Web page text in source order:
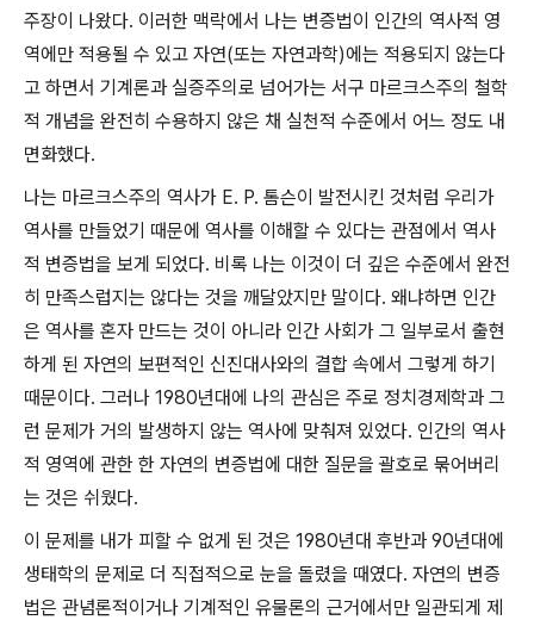
주장이 나왔다. 이러한 맥락에서 나는 변증법이 인간의 역사적 영
역에만 적용될 수 있고 자연(또는 자연과학)에는 적용되지 않는다
고 하면서 기계론과 실증주의로 넘어가는 서구 마르크스주의 철학
적 개념을 완전히 수용하지 않은 채 실천적 수준에서 어느 정도 내
면화했다.
나는 마르크스주의 역사가 E. P. 톰슨이 발전시킨 것처럼 우리가
역사를 만들었기 때문에 역사를 이해할 수 있다는 관점에서 역사
적 변증법을 보게 되었다. 비록 나는 이것이 더 깊은 수준에서 완전
히 만족스럽지는 않다는 것을 깨달았지만 말이다. 왜냐하면 인간
은 역사를 혼자 만드는 것이 아니라 인간 사회가 그 일부로서 출현
하게 된 자연의 보편적인 신진대사와의 결합 속에서 그렇게 하기
때문이다. 그러나 1980년대에 나의 관심은 주로 정치경제학과 그
런 문제가 거의 발생하지 않는 역사에 맞춰져 있었다. 인간의 역사
적 영역에 관한 한 자연의 변증법에 대한 질문을 괄호로 묶어버리
는 것은 쉬웠다.
이 문제를 내가 피할 수 없게 된 것은 1980년대 후반과 90년대에
생태학의 문제로 더 직접적으로 눈을 돌렸을 때였다. 자연의 변증
법은 관념론적이거나 기계적인 유물론의 근거에서만 일관되게 제